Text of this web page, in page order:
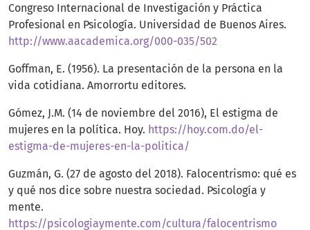
Congreso Internacional de Investigación y Práctica
Profesional en Psicología. Universidad de Buenos Aires.
http://www.aacademica.org/000-035/502
Goffman, E. (1956). La presentación de la persona en la
vida cotidiana. Amorrortu editores.
Gómez, J.M. (14 de noviembre del 2016), El estigma de
mujeres en la política. Hoy. https://hoy.com.do/el-
estigma-de-mujeres-en-la-politica/
Guzmán, G. (27 de agosto del 2018). Falocentrismo: qué es
y qué nos dice sobre nuestra sociedad. Psicología y
mente.
https://psicologiaymente.com/cultura/falocentrismo